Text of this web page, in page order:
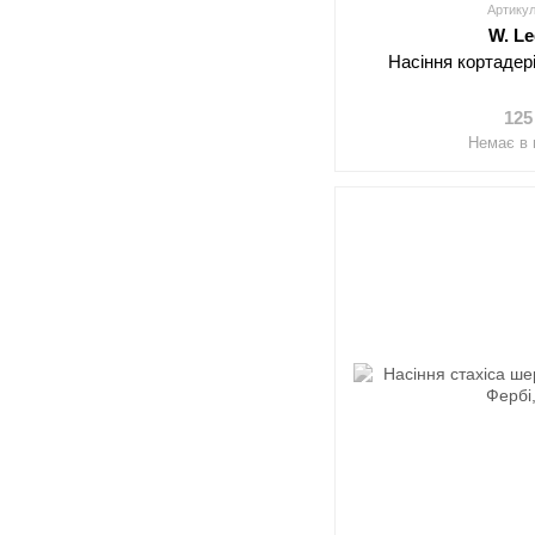
W.
Насіння
Немає в